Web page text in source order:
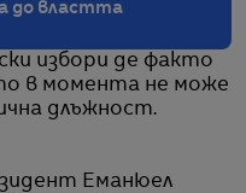
до властта
избори де факто
в момента не може
длъжност.
Еманюел